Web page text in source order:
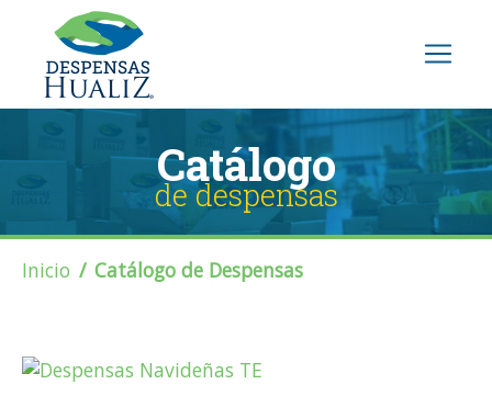
Catálogo
de despensas
Inicio Catálogo de Despensas